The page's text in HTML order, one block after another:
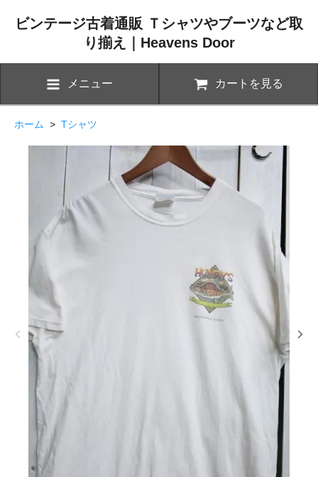
ビンテージ古着通販 Ｔシャツやブーツなど取
り揃え｜Heavens Door
メニュー カートを見る
ホーム > Tシャツ